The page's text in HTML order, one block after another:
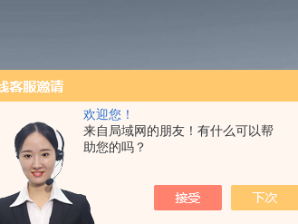
欢迎您！
来自局域网的朋友！有什么可以帮
助您的吗？